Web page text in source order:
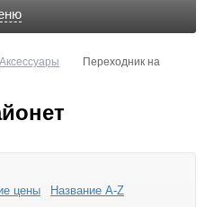
Аксессуары
Переходник на
цены Название A-Z